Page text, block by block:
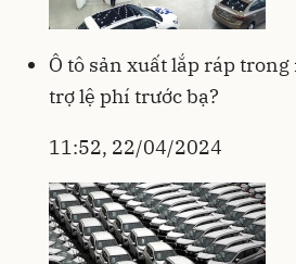
Ô tô sản xuất lắp ráp trong
trợ lệ phí trước bạ?
11:52, 22/04/2024